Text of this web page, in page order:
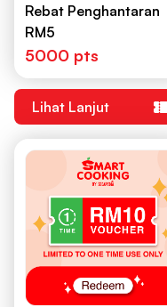
Rebat Penghantaran
RM5
5000 pts
Lihat Lanjut